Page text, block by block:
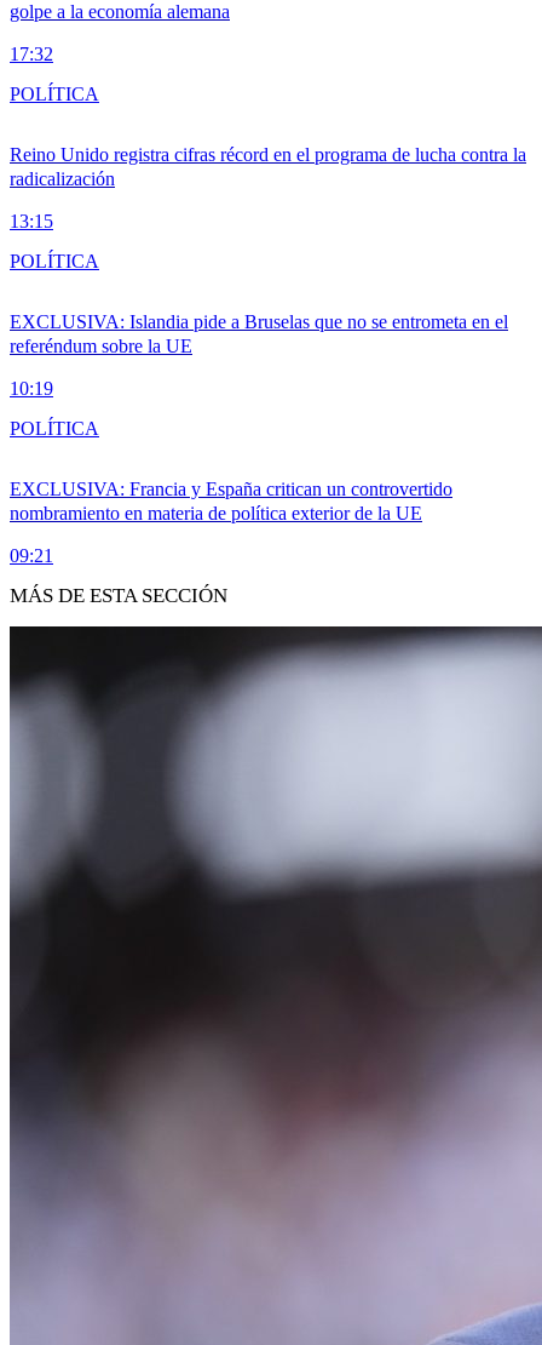
golpe a la economía alemana
17:32
Reino Unido registra cifras récord en el programa de lucha contra la
radicalización
13:15
POLÍTICA
EXCLUSIVA: Islandia pide a Bruselas que no se entrometa en el
referéndum sobre la UE
10:19
POLÍTICA
EXCLUSIVA: Francia y España critican un controvertido
nombramiento en materia de política exterior de la UE
09:21
POLÍTICA
MÁS DE ESTA SECCIÓN